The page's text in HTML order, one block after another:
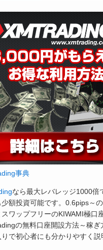
事典
なら最大レバレッジ1000倍
少額投資可能です。0.6pips～
スワップフリーのKIWAMI極口
の無料口座開設方法～稼ぎ
りで初心者にも分かりやすく説